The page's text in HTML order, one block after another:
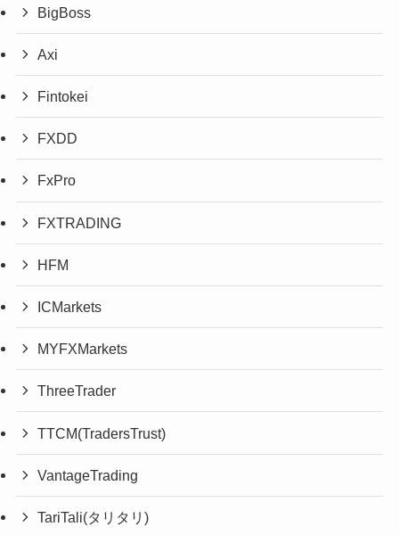
BigBoss
Axi
Fintokei
FXDD
FxPro
FXTRADING
HFM
ICMarkets
MYFXMarkets
ThreeTrader
TTCM(TradersTrust)
VantageTrading
TariTali(タリタリ)